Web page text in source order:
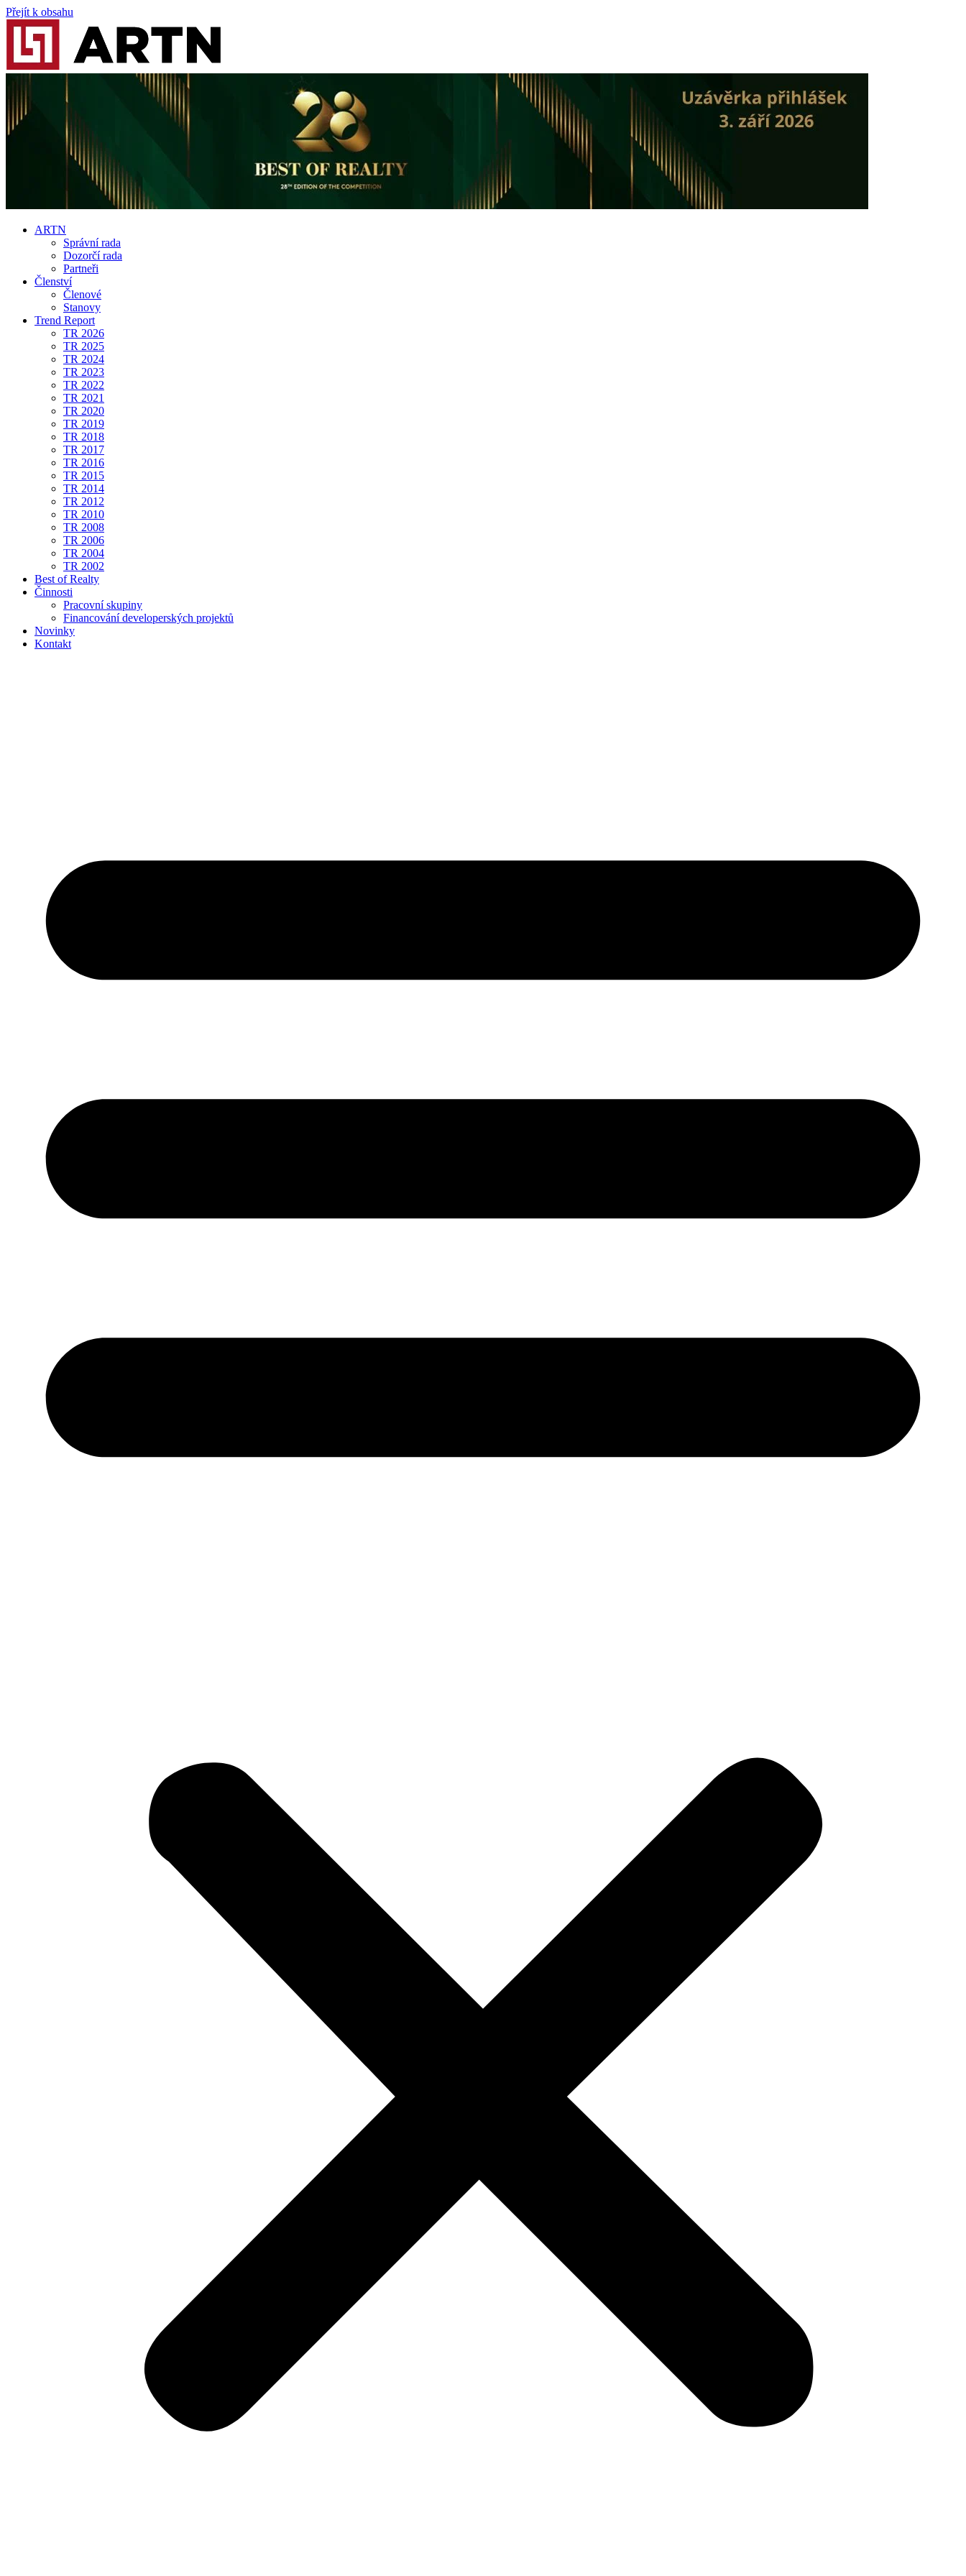
Přejít k obsahu
ARTN
Správní rada
Dozorčí rada
Partneři
Členství
Členové
Stanovy
Trend Report
TR 2026
TR 2025
TR 2024
TR 2023
TR 2022
TR 2021
TR 2020
TR 2019
TR 2018
TR 2017
TR 2016
TR 2015
TR 2014
TR 2012
TR 2010
TR 2008
TR 2006
TR 2004
TR 2002
Best of Realty
Činnosti
Pracovní skupiny
Financování developerských projektů
Novinky
Kontakt